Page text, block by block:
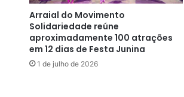
Arraial do Movimento
Solidariedade reúne
aproximadamente 100 atrações
em 12 dias de Festa Junina
1 de julho de 2026